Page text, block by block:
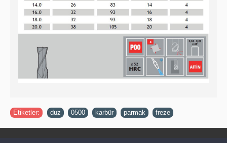
Etiketler: duz 0500 karbür parmak freze